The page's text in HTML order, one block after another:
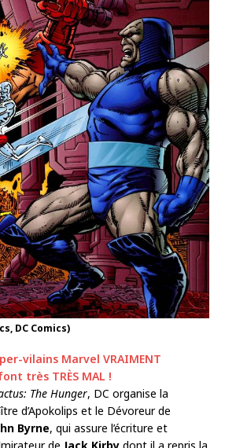
DC Comics)
vilains Marvel VRAIMENT
très TRÈS MAL !
The Hunger, DC organise la
d’Apokolips et le Dévoreur de
Byrne, qui assure l’écriture et